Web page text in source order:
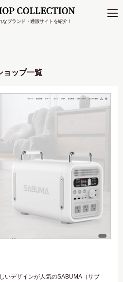
なブランド・通販サイトを紹介！
ョップ一覧
いデザインが人気のSABUMA（サブ